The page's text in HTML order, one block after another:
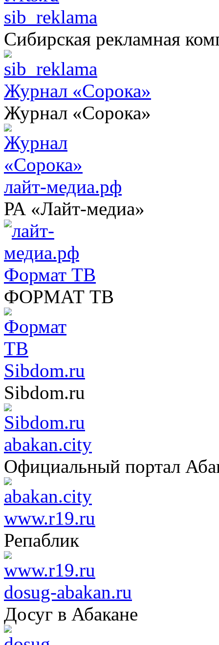
sib_reklama
Сибирская рекламная
Журнал «Сорока»
Журнал «Сорока»
лайт-медиа.рф
РА «Лайт-медиа»
Формат ТВ
ФОРМАТ ТВ
Sibdom.ru
Sibdom.ru
abakan.city
Официальный портал
www.r19.ru
Репаблик
dosug-abakan.ru
Досуг в Абакане